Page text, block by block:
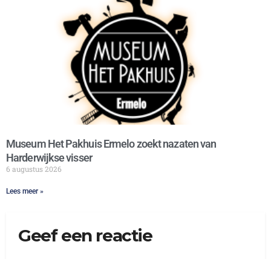
Museum Het Pakhuis Ermelo zoekt nazaten van
Harderwijkse visser
6 augustus 2026
Lees meer »
Geef een reactie